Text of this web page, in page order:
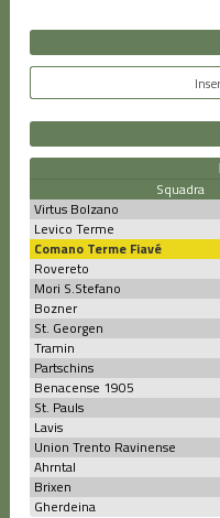
Squadra
Virtus Bolzano
Levico Terme
Comano Terme Fiavé
Rovereto
Mori S.Stefano
Bozner
St. Georgen
Tramin
Partschins
Benacense 1905
St. Pauls
Lavis
Union Trento Ravinense
Ahrntal
Brixen
Gherdeina